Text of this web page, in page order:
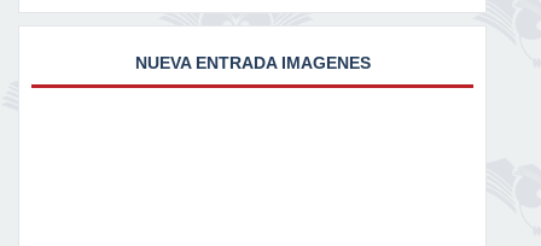
NUEVA ENTRADA IMAGENES